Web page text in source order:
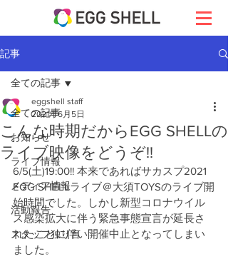
記事
全ての記事
お知らせ
ライブ情報
メディア情報
活動報告
スタッフ独り言
全ての記事
こんな時期だからEGG SHELLの
ライブ映像をどうぞ!!
eggshell staff
2021年6月5日
6/5(土)19:00!! 本来であればサカスプ2021
EGG SHELLライブ＠大須TOYSのライブ開
始時間でした。しかし新型コロナウイル
ス感染拡大に伴う緊急事態宣言が延長さ
れたことに伴い開催中止となってしまい
ました。